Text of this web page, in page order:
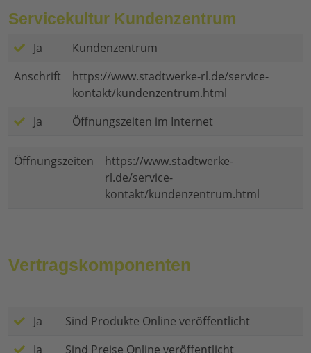
Servicekultur Kundenzentrum
Ja
Kundenzentrum
Anschrift
https://www.stadtwerke-rl.de/service-
kontakt/kundenzentrum.html
Ja
Öffnungszeiten im Internet
Öffnungszeiten
https://www.stadtwerke-
rl.de/service-
kontakt/kundenzentrum.html
Vertragskomponenten
Ja
Sind Produkte Online veröffentlicht
Ja
Sind Preise Online veröffentlicht